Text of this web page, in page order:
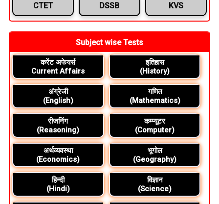
CTET DSSB KVS
Subject wise Tests
करेंट अफेयर्स
Current Affairs
इतिहास
(History)
अंग्रेजी
(English)
गणित
(Mathematics)
रीजनिंग
(Reasoning)
कम्प्यूटर
(Computer)
अर्थव्यवस्था
(Economics)
भूगोल
(Geography)
हिन्दी
(Hindi)
विज्ञान
(Science)